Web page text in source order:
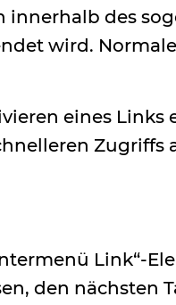
innerhalb des
wird.
eines Links
Zugriffs
Link“-
den nächsten